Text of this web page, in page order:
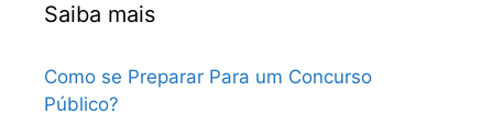
Saiba mais
Como se Preparar Para um Concurso
Público?